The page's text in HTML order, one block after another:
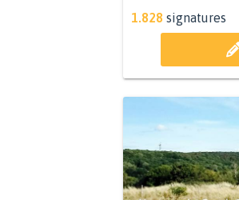
1.828 signatures